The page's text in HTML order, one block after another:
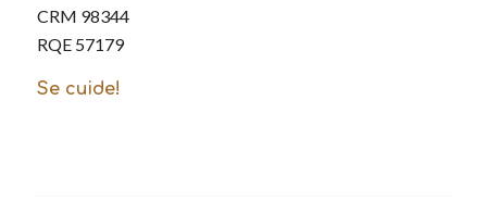
CRM 98344
RQE 57179
Se cuide!